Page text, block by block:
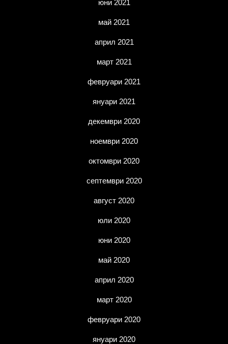
юни 2021
май 2021
април 2021
март 2021
февруари 2021
януари 2021
декември 2020
ноември 2020
октомври 2020
септември 2020
август 2020
юли 2020
юни 2020
май 2020
април 2020
март 2020
февруари 2020
януари 2020